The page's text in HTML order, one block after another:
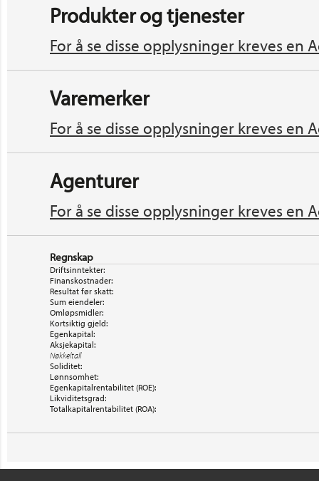
Produkter og tjenester
For å se disse opplysninger kreves en
Varemerker
For å se disse opplysninger kreves en
Agenturer
For å se disse opplysninger kreves en
Regnskap
Driftsinntekter:
Finanskostnader:
Resultat før skatt:
Sum eiendeler:
Omløpsmidler:
Kortsiktig gjeld:
Egenkapital:
Aksjekapital:
Nøkkeltall
Soliditet:
Lønnsomhet:
Egenkapitalrentabilitet (ROE):
Likviditetsgrad:
Totalkapitalrentabilitet (ROA):